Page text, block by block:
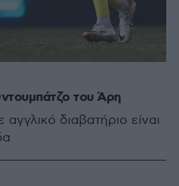
του Άρη
διαβατήριο είναι